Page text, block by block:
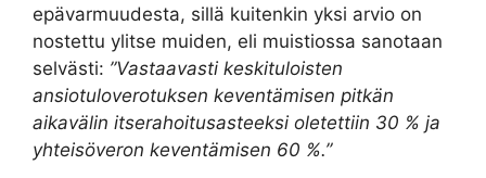
epävarmuudesta, sillä kuitenkin yksi arvio on
nostettu ylitse muiden, eli muistiossa sanotaan
selvästi: ”Vastaavasti keskituloisten
ansiotuloverotuksen keventämisen pitkän
aikavälin itserahoitusasteeksi oletettiin 30 % ja
yhteisöveron keventämisen 60 %.”